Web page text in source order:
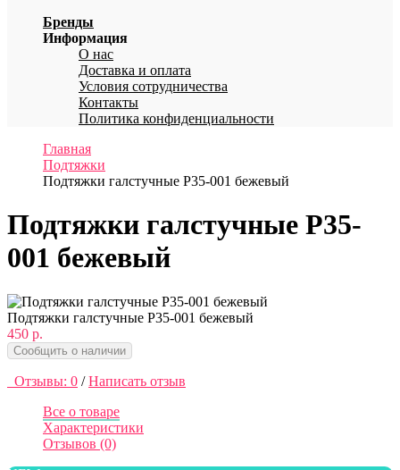
Бренды
Информация
О нас
Доставка и оплата
Условия сотрудничества
Контакты
Политика конфиденциальности
Главная
Подтяжки
Подтяжки галстучные P35-001 бежевый
Подтяжки галстучные P35-
001 бежевый
Подтяжки галстучные P35-001 бежевый
450 р.
Сообщить о наличии
Отзывы: 0 / Написать отзыв
Все о товаре
Характеристики
Отзывов (0)